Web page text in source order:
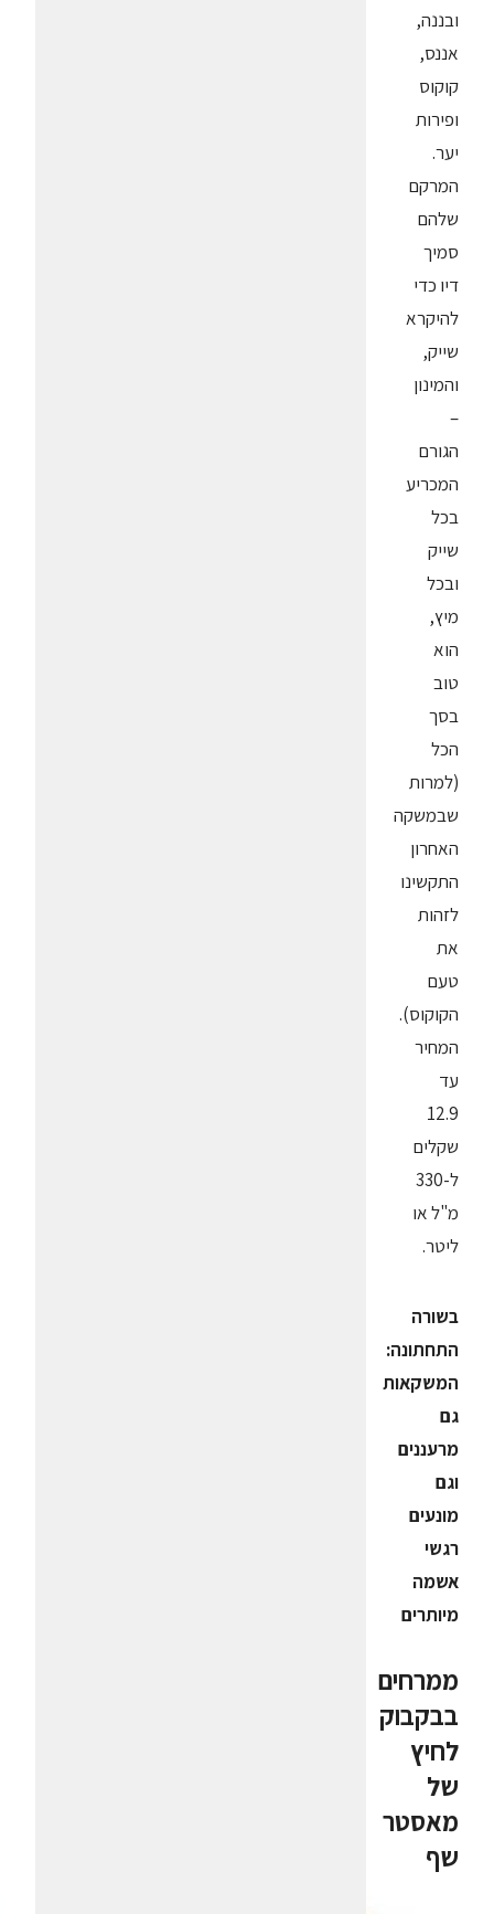
ובננה,
אננס,
קוקוס
ופירות
יער.
המרקם
שלהם
סמיך
דיו כדי
להיקרא
שייק,
והמינון
–
הגורם
המכריע
בכל
שייק
ובכל
מיץ,
הוא
טוב
בסך
הכל
(למרות
שבמשקה
האחרון
התקשינו
לזהות
את
טעם
הקוקוס).
המחיר
עד
12.9
שקלים
ל-330
מ"ל או
ליטר.
בשורה
התחתונה:
המשקאות
גם
מרעננים
וגם
מונעים
רגשי
אשמה
מיותרים
ממרחים
בבקבוק
לחיץ
של
מאסטר
שף